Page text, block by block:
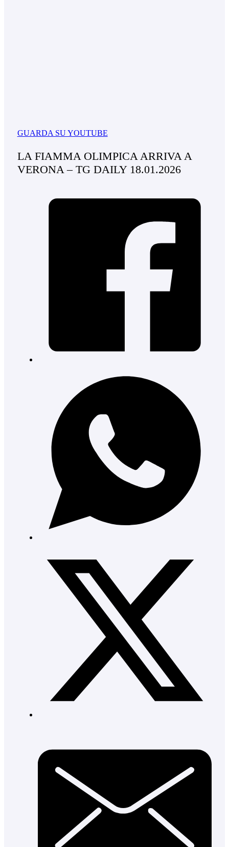
GUARDA SU YOUTUBE
LA FIAMMA OLIMPICA ARRIVA A
VERONA – TG DAILY 18.01.2026